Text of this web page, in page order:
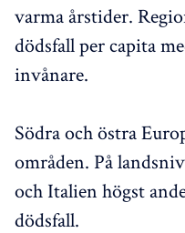
varma årstider.
dödsfall per capita
invånare.
Södra och östra
områden. På
och Italien högst
dödsfall.